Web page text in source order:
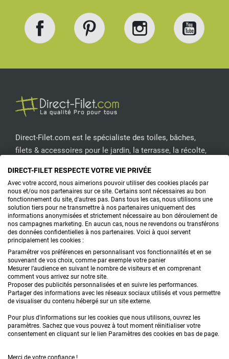
Direct-Filet.com est le spécialiste des toiles, bâches,
filets & accessoires pour le jardin, la terrasse, la récolte,
CONTACTEZ-NOUS
PRODUITS
CONSEILS
FAQ
DEMANDE DE DEVIS
DIRECT-FILET RESPECTE VOTRE VIE PRIVÉE
Avec votre accord, nous aimerions pouvoir utiliser des cookies placés par
nous et/ou nos partenaires sur ce site. Certains sont nécessaires au bon
fonctionnement du site, d'autres pas. Dans tous les cas, nous utilisons une
solution tiers pour ne transmettre à nos partenaires uniquement des
informations anonymisées et strictement nécessaire au bon déroulement de
nos campagnes marketing. En aucun cas, nous ne revendons ou transférons
des données confidentielles à nos partenaires. Voici à quoi servent
principalement les cookies :
Paramétrer vos préférences en personnalisant vos fonctionnalités et en se
souvenant de vos choix, comme par exemple votre panier
Mesurer l’audience en suivant le nombre de visiteurs et en comprenant
comment vous arrivez sur notre site.
Proposer des publicités personnalisées et en suivre les performances.
Partager des informations avec les réseaux sociaux utilisés et vous permettre
de visualiser du contenu hébergé sur un site externe.
Pour plus d'informations sur les cookies que nous utilisons, ouvrez les
paramètres. Sachez que vous pouvez à tout moment réinitialiser votre
consentement en cliquant sur le lien Paramètres des cookies en bas de page.
Merci de votre confiance !